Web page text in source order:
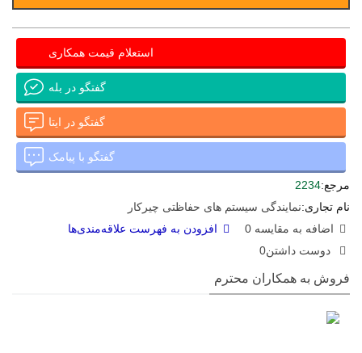
استعلام قیمت همکاری
گفتگو در بله
گفتگو در ایتا
گفتگو با پیامک
مرجع:2234
نام تجاری:نمایندگی سیستم های حفاظتی چیرکار
اضافه به مقایسه 0
افزودن به فهرست علاقه‌مندی‌ها
دوست داشتن0
فروش به همکاران محترم